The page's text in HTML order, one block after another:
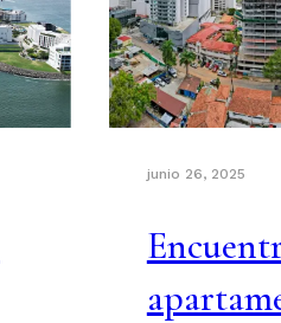
junio 26, 2025